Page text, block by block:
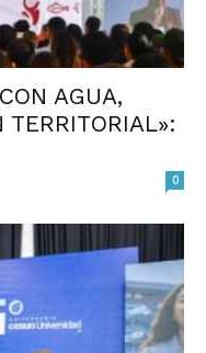
AGUA,
TERRITORIAL»:
0